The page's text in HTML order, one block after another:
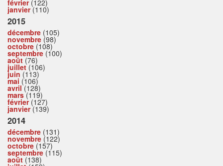
février(122)
janvier(110)
2015
décembre (105)
novembre (98)
octobre (108)
septembre (100)
août (76)
juillet(106)
juin (113)
mai (106)
avril(128)
mars(119)
février(127)
janvier(139)
2014
décembre (131)
novembre (122)
octobre (157)
septembre (115)
août (138)